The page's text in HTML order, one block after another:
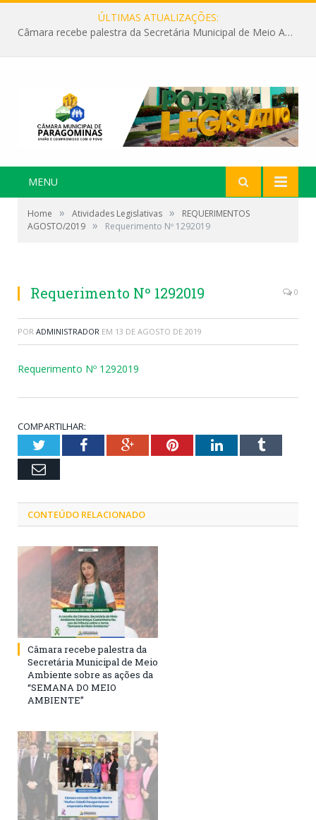
ÚLTIMAS ATUALIZAÇÕES:
Câmara recebe palestra da Secretária Municipal de Meio Ambiente sobre as ações da “SEMANA DO MEIO AMBIENTE”
MENU
Home » Atividades Legislativas »
REQUERIMENTOS
AGOSTO/2019 » Requerimento Nº 1292019
Requerimento Nº 1292019 0
POR ADMINISTRADOR EM 13 DE AGOSTO DE 2019
Requerimento Nº 1292019
COMPARTILHAR:
TwitterFacebookGoogle+PinterestLinkedInTumblr
Email
CONTEÚDO RELACIONADO
Câmara recebe palestra da
Secretária Municipal de Meio
Ambiente sobre as ações da
“SEMANA DO MEIO
AMBIENTE”